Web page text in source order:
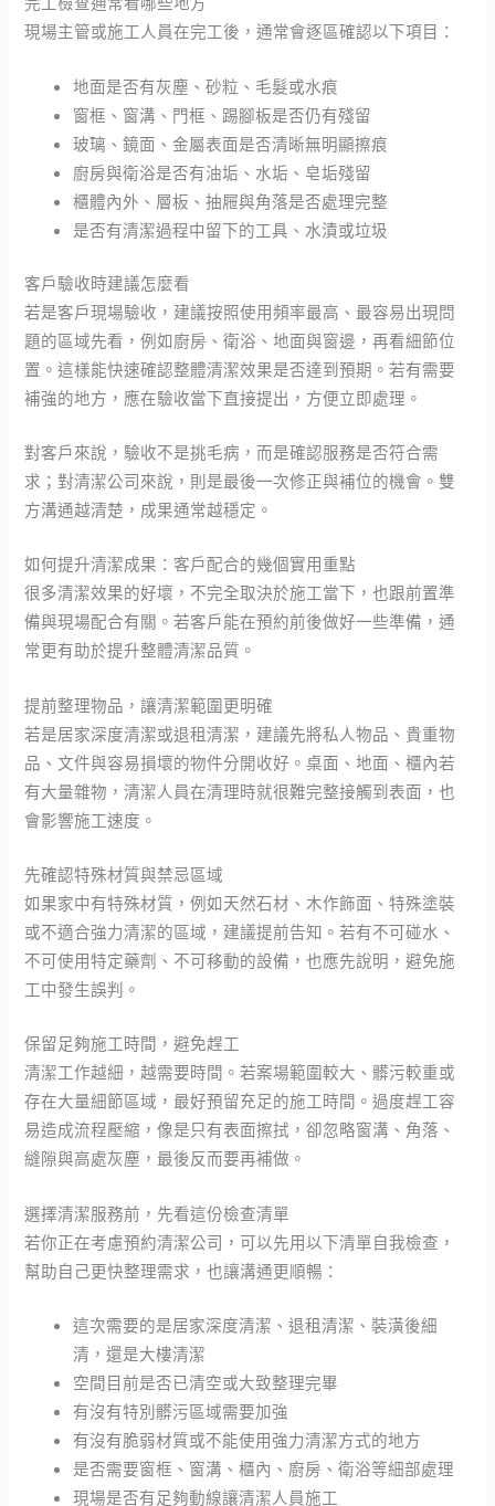
現場主管或施工人員在完工後，通常會逐區確認以下項目：
地面是否有灰塵、砂粒、毛髮或水痕
窗框、窗溝、門框、踢腳板是否仍有殘留
玻璃、鏡面、金屬表面是否清晰無明顯擦痕
廚房與衛浴是否有油垢、水垢、皂垢殘留
櫃體內外、層板、抽屜與角落是否處理完整
是否有清潔過程中留下的工具、水漬或垃圾
客戶驗收時建議怎麼看
若是客戶現場驗收，建議按照使用頻率最高、最容易出現問
題的區域先看，例如廚房、衛浴、地面與窗邊，再看細節位
置。這樣能快速確認整體清潔效果是否達到預期。若有需要
補強的地方，應在驗收當下直接提出，方便立即處理。
對客戶來說，驗收不是挑毛病，而是確認服務是否符合需
求；對清潔公司來說，則是最後一次修正與補位的機會。雙
方溝通越清楚，成果通常越穩定。
如何提升清潔成果：客戶配合的幾個實用重點
很多清潔效果的好壞，不完全取決於施工當下，也跟前置準
備與現場配合有關。若客戶能在預約前後做好一些準備，通
常更有助於提升整體清潔品質。
提前整理物品，讓清潔範圍更明確
若是居家深度清潔或退租清潔，建議先將私人物品、貴重物
品、文件與容易損壞的物件分開收好。桌面、地面、櫃內若
有大量雜物，清潔人員在清理時就很難完整接觸到表面，也
會影響施工速度。
先確認特殊材質與禁忌區域
如果家中有特殊材質，例如天然石材、木作飾面、特殊塗裝
或不適合強力清潔的區域，建議提前告知。若有不可碰水、
不可使用特定藥劑、不可移動的設備，也應先說明，避免施
工中發生誤判。
保留足夠施工時間，避免趕工
清潔工作越細，越需要時間。若案場範圍較大、髒污較重或
存在大量細節區域，最好預留充足的施工時間。過度趕工容
易造成流程壓縮，像是只有表面擦拭，卻忽略窗溝、角落、
縫隙與高處灰塵，最後反而要再補做。
選擇清潔服務前，先看這份檢查清單
若你正在考慮預約清潔公司，可以先用以下清單自我檢查，
幫助自己更快整理需求，也讓溝通更順暢：
這次需要的是居家深度清潔、退租清潔、裝潢後細
清，還是大樓清潔
空間目前是否已清空或大致整理完畢
有沒有特別髒污區域需要加強
有沒有脆弱材質或不能使用強力清潔方式的地方
是否需要窗框、窗溝、櫃內、廚房、衛浴等細部處理
現場是否有足夠動線讓清潔人員施工